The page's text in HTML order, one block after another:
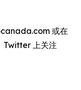
或在
上关注